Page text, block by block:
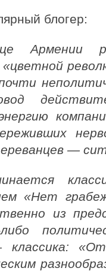
блогер:
Армении
«цветной
—
«Нет
из